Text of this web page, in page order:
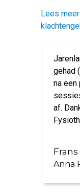
Lees
gehad
na een
af.
Anna